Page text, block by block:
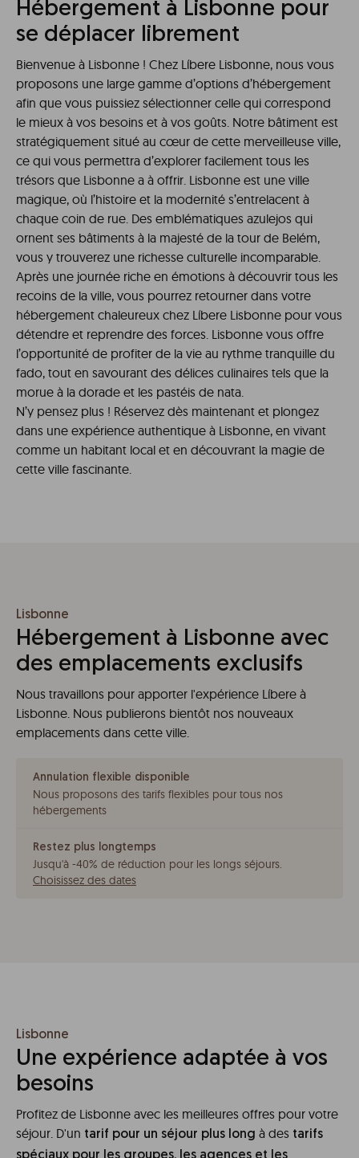
Hébergement à Lisbonne pour
se déplacer librement
Bienvenue à Lisbonne ! Chez Líbere Lisbonne, nous vous
proposons une large gamme d’options d’hébergement
afin que vous puissiez sélectionner celle qui correspond
le mieux à vos besoins et à vos goûts. Notre bâtiment est
stratégiquement situé au cœur de cette merveilleuse ville,
ce qui vous permettra d’explorer facilement tous les
trésors que Lisbonne a à offrir. Lisbonne est une ville
magique, où l’histoire et la modernité s’entrelacent à
chaque coin de rue. Des emblématiques azulejos qui
ornent ses bâtiments à la majesté de la tour de Belém,
vous y trouverez une richesse culturelle incomparable.
Après une journée riche en émotions à découvrir tous les
recoins de la ville, vous pourrez retourner dans votre
hébergement chaleureux chez Líbere Lisbonne pour vous
détendre et reprendre des forces. Lisbonne vous offre
l’opportunité de profiter de la vie au rythme tranquille du
fado, tout en savourant des délices culinaires tels que la
morue à la dorade et les pastéis de nata.
N’y pensez plus ! Réservez dès maintenant et plongez
dans une expérience authentique à Lisbonne, en vivant
comme un habitant local et en découvrant la magie de
cette ville fascinante.
Lisbonne
Hébergement à Lisbonne avec
des emplacements exclusifs
Nous travaillons pour apporter l'expérience Líbere à
Lisbonne. Nous publierons bientôt nos nouveaux
emplacements dans cette ville.
Annulation flexible disponible
Nous proposons des tarifs flexibles pour tous nos
hébergements
Restez plus longtemps
Jusqu'à -40% de réduction pour les longs séjours.
Choisissez des dates
Lisbonne
Une expérience adaptée à vos
besoins
Profitez de Lisbonne avec les meilleures offres pour votre
séjour. D'un tarif pour un séjour plus long à des tarifs